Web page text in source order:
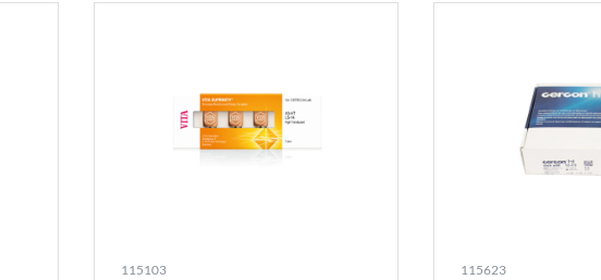
115103 115623